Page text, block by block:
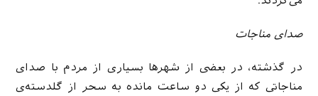
صدای مناجات
در گذشته، در بعضی از شهرها بسیاری از مردم با صدای
مناجاتی که از یکی دو ساعت مانده به سحر از گلدسته‌ی